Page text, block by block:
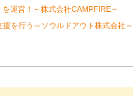
運営！～株式会社CAMPFIRE～
を行う～ソウルドアウト株式会社～